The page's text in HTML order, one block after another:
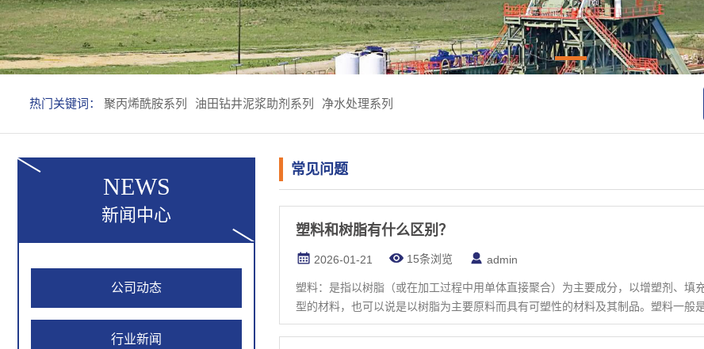
热门关键词： 聚丙烯酰胺系列 油田钻井泥浆助剂系列 净水处理系列
NEWS
新闻中心
公司动态
行业新闻
常见问题
塑料和树脂有什么区别？
2026-01-21 15条浏览 admin
塑料：是指以树脂（或在加工过程中用单体直接聚合）为主要成分，以增塑剂、
型的材料，也可以说是以树脂为主要原料而具有可塑性的材料及其制品。塑料一般